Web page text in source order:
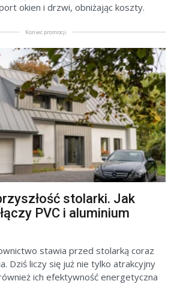
okien i drzwi, obniżając koszty.
Koniec promocji
stolarki. Jak
PVC i aluminium
stawia przed stolarką coraz
Dziś liczy się już nie tylko atrakcyjny
ich efektywność energetyczna